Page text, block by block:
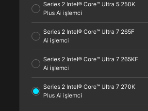
Series 2 Intel® Core™ Ultra 5 250K
Plus Ai işlemci
Series 2 Intel® Core™ Ultra 7 265F
Ai işlemci
Series 2 Intel® Core™ Ultra 7 265KF
Ai işlemci
Series 2 Intel® Core™ Ultra 7 270K
Plus Ai işlemci